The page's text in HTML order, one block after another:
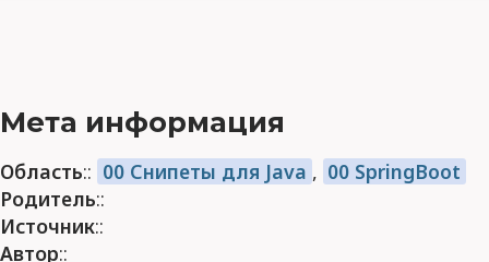
Мета информация
Область:: 00 Снипеты для Java , 00 SpringBoot
Родитель::
Источник::
Автор::